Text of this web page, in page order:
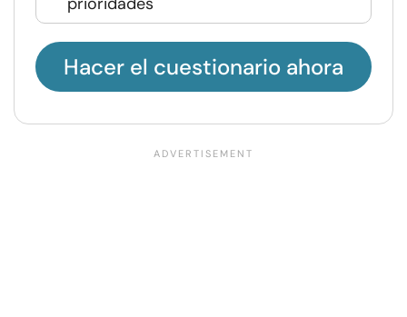
Hacer el cuestionario ahora